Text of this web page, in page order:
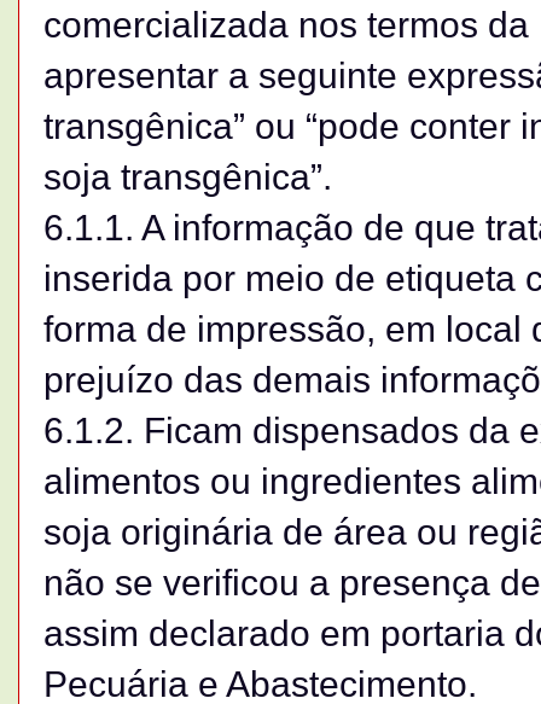
comercializada nos termos
apresentar a seguinte
transgênica” ou “pode conter
soja transgênica”.
6.1.1. A informação de que
inserida por meio de etiqueta
forma de impressão, em local
prejuízo das demais
6.1.2. Ficam dispensados da
alimentos ou ingredientes
soja originária de área ou
não se verificou a presença
assim declarado em portaria
Pecuária e Abastecimento.